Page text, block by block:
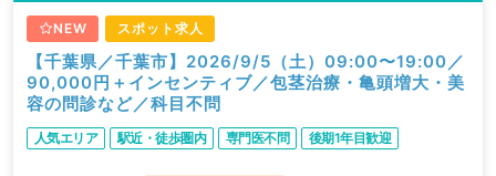
NEW スポット求人
【千葉県／千葉市】2026/9/5（土）09:00〜19:00／
90,000円＋インセンティブ／包茎治療・亀頭増大・美
容の問診など／科目不問
人気エリア 駅近・徒歩圏内 専門医不問 後期1年目歓迎